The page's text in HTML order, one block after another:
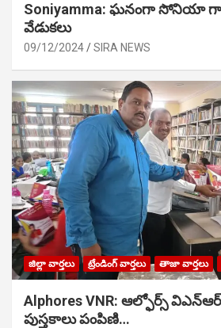
Soniyamma: ఘ‌నంగా సోనియా
వేడుక‌లు
09/12/2024 SIRA NEWS
జిల్లా వార్తలు ట్రేండింగ్ వార్తలు తాజా వార్తలు
Alphores VNR: ఆల్ఫోర్స్
పుస్తకాలు పంపిణి…